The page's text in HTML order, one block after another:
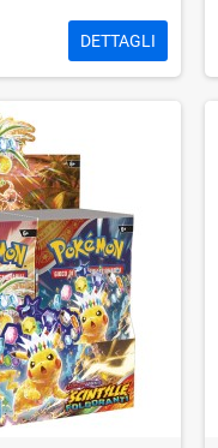
DETTAGLI